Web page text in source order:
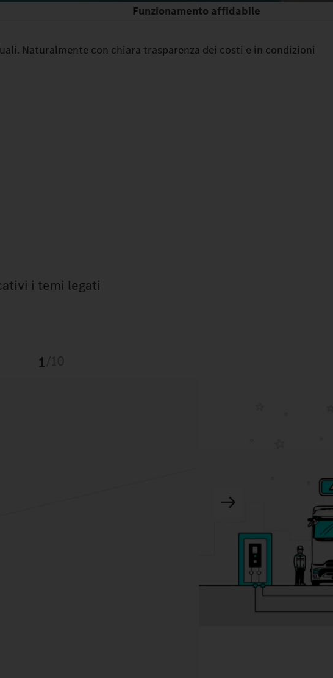
Funzionamento affidabile
Naturalmente con chiara trasparenza dei costi e in condizioni
i temi legati
1